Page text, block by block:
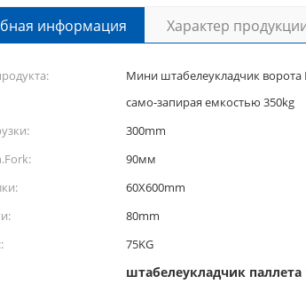
информация Характер
Мини штабелеукладчик ворота
само-запирая емкостью 350kg
300mm
90мм
60X600mm
80mm
75KG
штабелеукладчик